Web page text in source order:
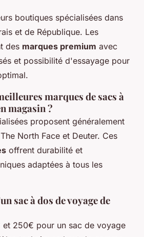
boutiques spécialisées dans
et de République. Les
des marques premium avec
et possibilité d'essayage pour
marques de sacs à
magasin ?
proposent généralement
North Face et Deuter. Ces
offrent durabilité et
adaptées à tous les
sac à dos de voyage de
250€ pour un sac de voyage